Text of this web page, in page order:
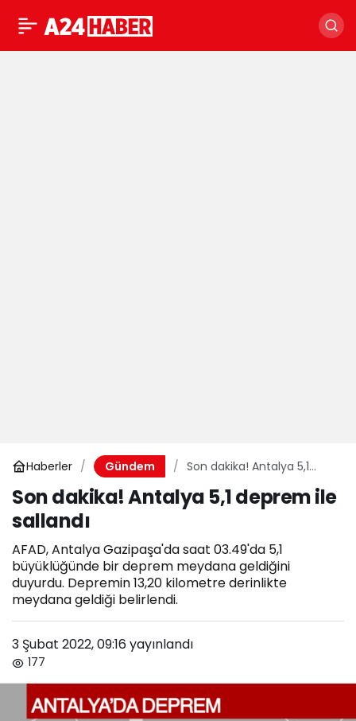
Haberler Gündem
Son dakika! Antalya 5,1
Son dakika! Antalya 5,1 deprem ile
sallandı
AFAD, Antalya Gazipaşa'da saat 03.49'da 5,1
büyüklüğünde bir deprem meydana geldiğini
duyurdu. Depremin 13,20 kilometre derinlikte
meydana geldiği belirlendi.
3 Şubat 2022, 09:16yayınlandı
177